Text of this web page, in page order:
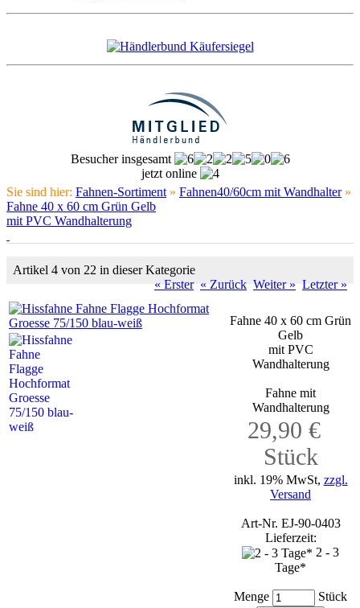
Besucher insgesamt
jetzt online
Sie sind hier: Fahnen-Sortiment » Fahnen40/60cm mit Wandhalter»
Fahne 40 x 60 cm Grün Gelb
mit PVC Wandhalterung
Artikel 4 von 22 in dieser Kategorie
« Erster « Zurück Weiter » Letzter »
Fahne 40 x 60 cm Grün
Gelb
mit PVC
Wandhalterung
Fahne mit
Wandhalterung
29,90 €
Stück
inkl. 19% MwSt, zzgl.
Versand
Art-Nr. EJ-90-0403
Lieferzeit:
2 - 3
Tage*
Menge Stück